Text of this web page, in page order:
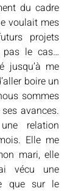
du cadre
voulait mes
projets
pas le cas…
jusqu’à me
boire un
sommes
avances.
relation
Elle me
mari, elle
vécu une
que sur le